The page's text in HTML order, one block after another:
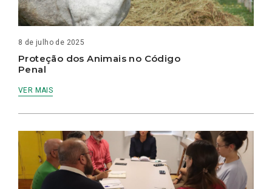
8 de julho de 2025
Proteção dos Animais no Código
Penal
VER MAIS